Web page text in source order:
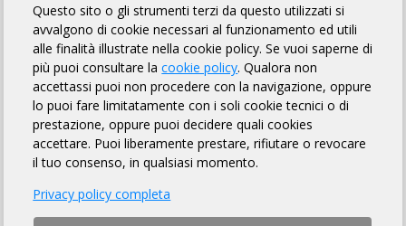
TORNA AL BREVETTO
REGOLAMENTO
Art. 1 ORGANIZZAZIONE
Pedale Novatese ASD organizza per il giorno 07/06/2026 la
Randonnée "RANDONOVATESE CORTO" avente Km 70 di
lunghezza, per l'acquisizione del relativo brevetto, la cui
DESCRIZIONE che è fatto OBBLIGO a ciascun partecipante
Questo sito o gli strumenti terzi da questo utilizzati si
avvalgono di cookie necessari al funzionamento ed utili
alle finalità illustrate nella cookie policy. Se vuoi saperne di
più puoi consultare lacookie policy. Qualora non
accettassi puoi non procedere con la navigazione, oppure
lo puoi fare limitatamente con i soli cookie tecnici o di
prestazione, oppure puoi decidere quali cookies
accettare. Puoi liberamente prestare, rifiutare o revocare
il tuo consenso, in qualsiasi momento.
Privacy policy completa